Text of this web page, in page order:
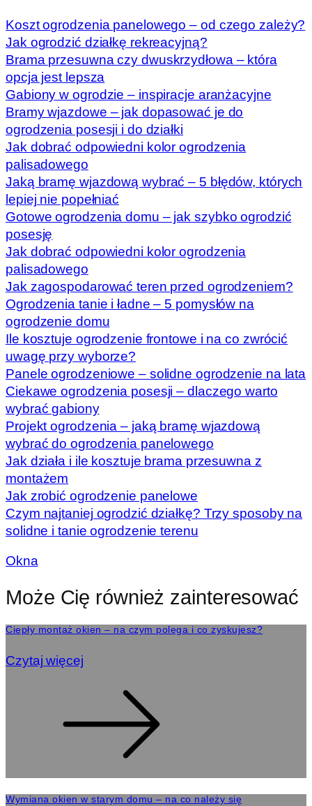
Koszt ogrodzenia panelowego – od czego zależy?
Jak ogrodzić działkę rekreacyjną?
Brama przesuwna czy dwuskrzydłowa – która
opcja jest lepsza
Gabiony w ogrodzie – inspiracje aranżacyjne
Bramy wjazdowe – jak dopasować je do
ogrodzenia posesji i do działki
Jak dobrać odpowiedni kolor ogrodzenia
palisadowego
Jaką bramę wjazdową wybrać – 5 błędów, których
lepiej nie popełniać
Gotowe ogrodzenia domu – jak szybko ogrodzić
posesję
Jak dobrać odpowiedni kolor ogrodzenia
palisadowego
Jak zagospodarować teren przed ogrodzeniem?
Ogrodzenia tanie i ładne – 5 pomysłów na
ogrodzenie domu
Ile kosztuje ogrodzenie frontowe i na co zwrócić
uwagę przy wyborze?
Panele ogrodzeniowe – solidne ogrodzenie na lata
Ciekawe ogrodzenia posesji – dlaczego warto
wybrać gabiony
Projekt ogrodzenia – jaką bramę wjazdową
wybrać do ogrodzenia panelowego
Jak działa i ile kosztuje brama przesuwna z
montażem
Jak zrobić ogrodzenie panelowe
Czym najtaniej ogrodzić działkę? Trzy sposoby na
solidne i tanie ogrodzenie terenu
Okna
Może Cię również zainteresować
Ciepły montaż okien – na czym polega i co zyskujesz?
Czytaj więcej
Wymiana okien w starym domu – na co należy się